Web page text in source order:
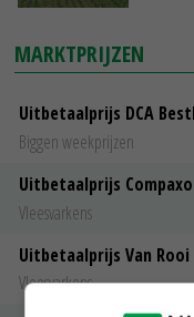
MARKTPRIJZEN
Uitbetaalprijs DCA
Biggen weekprijzen
Uitbetaalprijs Compaxo
Vleesvarkens
Uitbetaalprijs Van
Vleesvarkens